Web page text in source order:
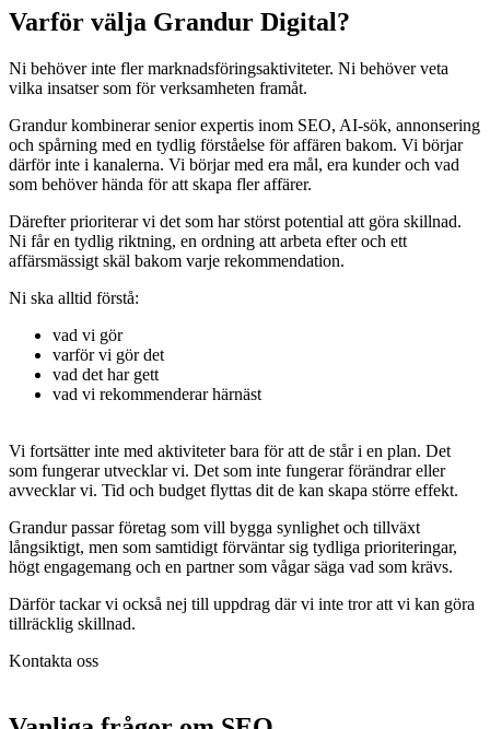
Varför välja Grandur Digital?
Ni behöver inte fler marknadsföringsaktiviteter. Ni behöver veta
vilka insatser som för verksamheten framåt.
Grandur kombinerar senior expertis inom SEO, AI-sök, annonsering
och spårning med en tydlig förståelse för affären bakom. Vi börjar
därför inte i kanalerna. Vi börjar med era mål, era kunder och vad
som behöver hända för att skapa fler affärer.
Därefter prioriterar vi det som har störst potential att göra skillnad.
Ni får en tydlig riktning, en ordning att arbeta efter och ett
affärsmässigt skäl bakom varje rekommendation.
Ni ska alltid förstå:
vad vi gör
varför vi gör det
vad det har gett
vad vi rekommenderar härnäst
Vi fortsätter inte med aktiviteter bara för att de står i en plan. Det
som fungerar utvecklar vi. Det som inte fungerar förändrar eller
avvecklar vi. Tid och budget flyttas dit de kan skapa större effekt.
Grandur passar företag som vill bygga synlighet och tillväxt
långsiktigt, men som samtidigt förväntar sig tydliga prioriteringar,
högt engagemang och en partner som vågar säga vad som krävs.
Därför tackar vi också nej till uppdrag där vi inte tror att vi kan göra
tillräcklig skillnad.
Kontakta oss